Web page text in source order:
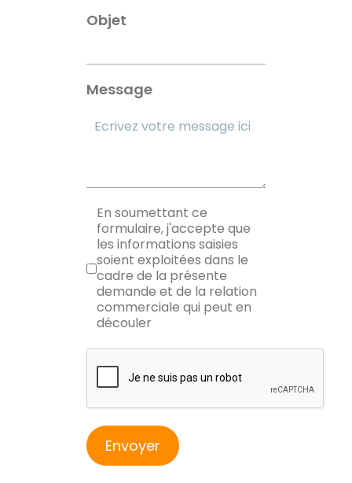
Objet
Message
RGPD
En soumettant ce
formulaire, j'accepte que
les informations saisies
soient exploitées dans le
cadre de la présente
demande et de la relation
commerciale qui peut en
découler
reCAPTCHA
Envoyer